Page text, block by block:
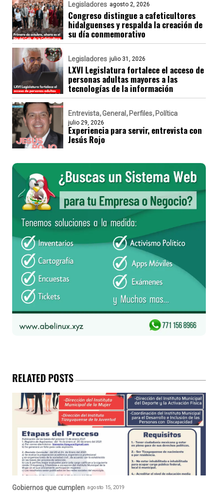
Legisladores agosto 2, 2026
Congreso distingue a cafeticultores
hidalguenses y respalda la creación de
su día conmemorativo
Legisladores julio 31, 2026
LXVI Legislatura fortalece el acceso de
personas adultas mayores a las
tecnologías de la información
Entrevista General Perfiles Política
julio 29, 2026
Experiencia para servir, entrevista con
Jesús Rojo
RELATED POSTS
Gobiernos que cumplen agosto 15, 2019